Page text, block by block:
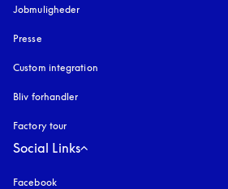
Jobmuligheder
Presse
Custom integration
Bliv forhandler
Factory tour
Social Links
Facebook